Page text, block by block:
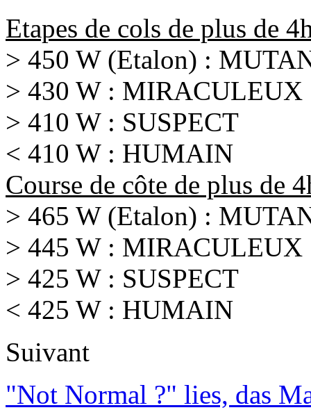
Etapes de cols de plus de
> 450 W (Etalon) :
> 430 W : MIRACULEUX
> 410 W : SUSPECT
< 410 W : HUMAIN
Course de côte de plus de
> 465 W (Etalon) :
> 445 W : MIRACULEUX
> 425 W : SUSPECT
< 425 W : HUMAIN
Suivant
"Not Normal ?" lies, das